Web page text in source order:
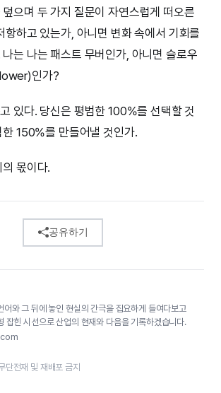
으며 두 가지 질문이 자연스럽게 떠오른
항하고 있는가, 아니면 변화 속에서 기회를
는 나는 패스트 무버인가, 아니면 슬로우
인가?
있다. 당신은 평범한 100%를 선택할 것
한 150%를 만들어낼 것인가.
몫이다.
공유하기
어와 그 뒤에 놓인 현실의 간극을 집요하게 들여다보고
잡힌 시선으로 산업의 현재와 다음을 기록하겠습니다.
전재 및 재배포 금지